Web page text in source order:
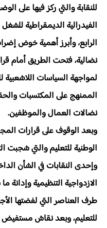
للنقابة والتي ركز فيها على
الفيدرالية الديمقراطية
لمواجهة السياسات اللاشعبية
الممنهج على المكتسبات
نضالات العمال والموظفين.
وبعد الوقوف على قرارات
الوطنية للتعليم والتي شجبت
وإحدى النقابات في الشأن
الازدواجية التنظيمية وإدانة
طرف العناصر التي لفضتها
للتعليم، وبعد نقاش